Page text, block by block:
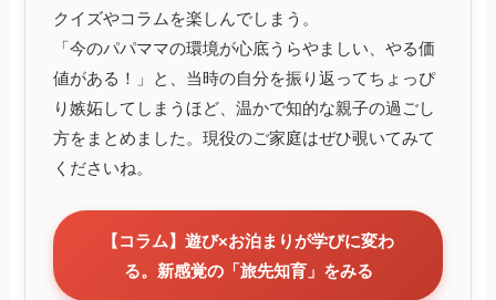
クイズやコラムを楽しんでしまう。
「今のパパママの環境が心底うらやましい、やる価
値がある！」と、当時の自分を振り返ってちょっぴ
り嫉妬してしまうほど、温かで知的な親子の過ごし
方をまとめました。現役のご家庭はぜひ覗いてみて
くださいね。
【コラム】遊び×お泊まりが学びに変わ
る。新感覚の「旅先知育」をみる